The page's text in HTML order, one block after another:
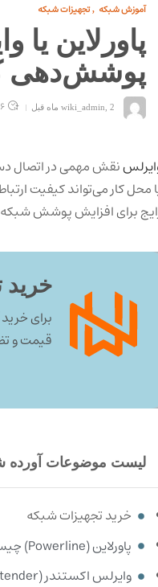
آموزش شبکه ,تجهیزات شبکه
پاورلاین
پوشش‌دهی
wiki_admin ,2 ماه قبل
نقش مهمی در اتصال
محل کار می‌تواند کیفیت
برای افزایش پوشش
خرید
برای
قیمت و
لیست موضوعات آورده
خرید تجهیزات شبکه
پاورلاین (Powerline) چیست و چگونه کار می‌کند؟
وایرلس اکستندر (Wi-Fi Extender) چیست و چگونه کار می‌کند؟